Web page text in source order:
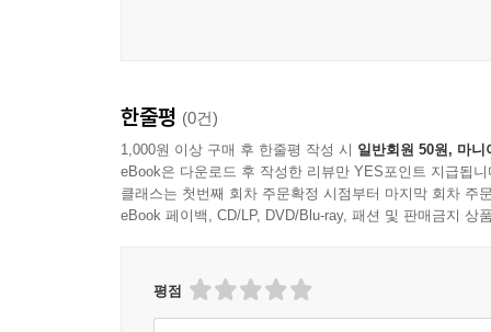
한줄평 (0건)
1,000원 이상 구매 후 한줄평 작성 시 일반회원 50원, 마니
eBook은 다운로드 후 작성한 리뷰만 YES포인트 지급됩니
클래스는 첫번째 회차 주문확정 시점부터 마지막 회차 주
eBook 페이백, CD/LP, DVD/Blu-ray, 패션 및 판매금지 상
평점